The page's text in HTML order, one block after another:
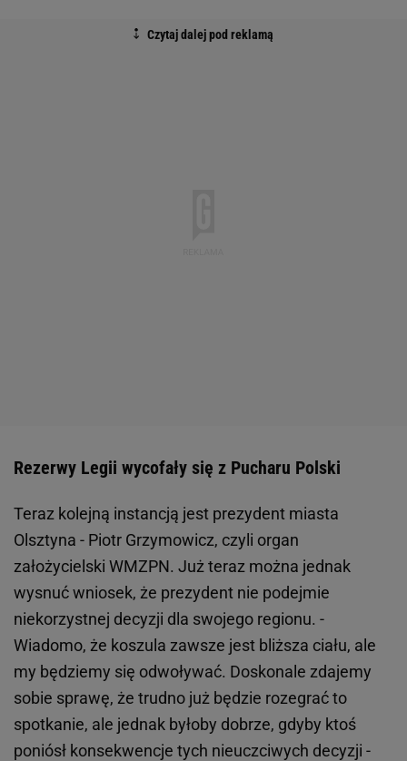
Rezerwy Legii wycofały się z Pucharu Polski
Teraz kolejną instancją jest prezydent miasta
Olsztyna - Piotr Grzymowicz, czyli organ
założycielski WMZPN. Już teraz można jednak
wysnuć wniosek, że prezydent nie podejmie
niekorzystnej decyzji dla swojego regionu. -
Wiadomo, że koszula zawsze jest bliższa ciału, ale
my będziemy się odwoływać. Doskonale zdajemy
sobie sprawę, że trudno już będzie rozegrać to
spotkanie, ale jednak byłoby dobrze, gdyby ktoś
poniósł konsekwencje tych nieuczciwych decyzji -